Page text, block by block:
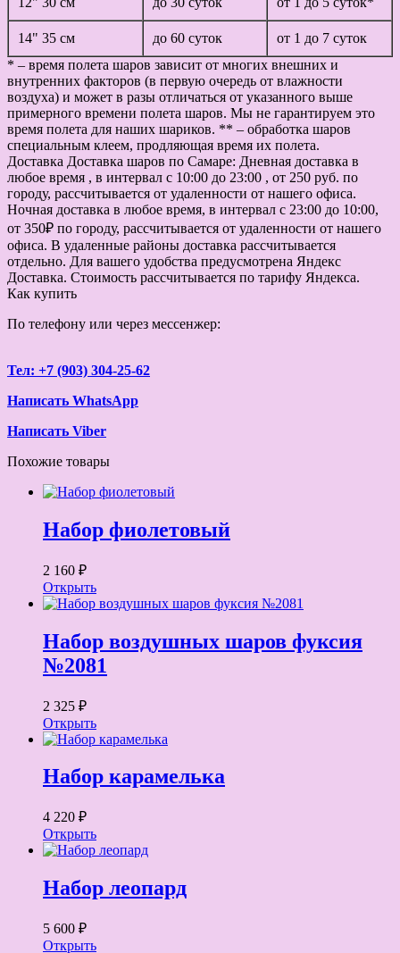
14" 35 см до 60 суток
от 1 до 7 суток
* – время полета шаров зависит от многих внешних и
внутренних факторов (в первую очередь от влажности
воздуха) и может в разы отличаться от указанного выше
примерного времени полета шаров. Мы не гарантируем это
время полета для наших шариков. ** – обработка шаров
специальным клеем, продляющая время их полета.
Доставка Доставка шаров по Самаре: Дневная доставка в
любое время , в интервал с 10:00 до 23:00 , от 250 руб. по
городу, рассчитывается от удаленности от нашего офиса.
Ночная доставка в любое время, в интервал с 23:00 до 10:00,
от 350₽ по городу, рассчитывается от удаленности от нашего
офиса. В удаленные районы доставка рассчитывается
отдельно. Для вашего удобства предусмотрена Яндекс
Доставка. Стоимость рассчитывается по тарифу Яндекса.
Как купить
По телефону или через мессенжер:
Тел: +7 (903) 304-25-62
Написать WhatsApp
Написать Viber
Похожие товары
Набор фиолетовый
2 160 ₽
Открыть
Набор воздушных шаров фуксия
№2081
2 325 ₽
Открыть
Набор карамелька
4 220 ₽
Открыть
Набор леопард
5 600 ₽
Открыть